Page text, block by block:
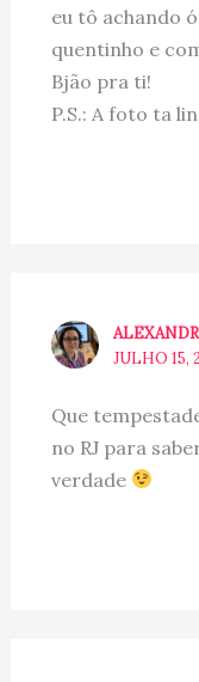
eu tô achando
quentinho e
Bjão pra ti!
P.S.: A foto ta
JULHO 15,
Que
no RJ para
verdade